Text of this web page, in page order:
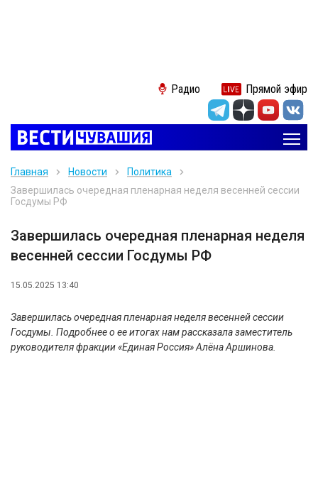
Радио Прямой эфир
Главная Новости
Политика
Завершилась очередная пленарная неделя весенней сессии
Госдумы РФ
Завершилась очередная пленарная неделя
весенней сессии Госдумы РФ
15.05.2025 13:40
Завершилась очередная пленарная неделя весенней сессии
Госдумы. Подробнее о ее итогах нам рассказала заместитель
руководителя фракции «Единая Россия» Алёна Аршинова.